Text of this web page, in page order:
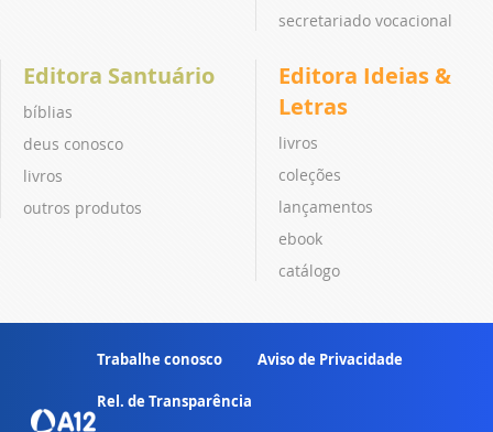
secretariado vocacional
Editora Santuário
bíblias
deus conosco
livros
outros produtos
Editora Ideias &
Letras
livros
coleções
lançamentos
ebook
catálogo
Trabalhe conosco Aviso de Privacidade
Rel. de Transparência